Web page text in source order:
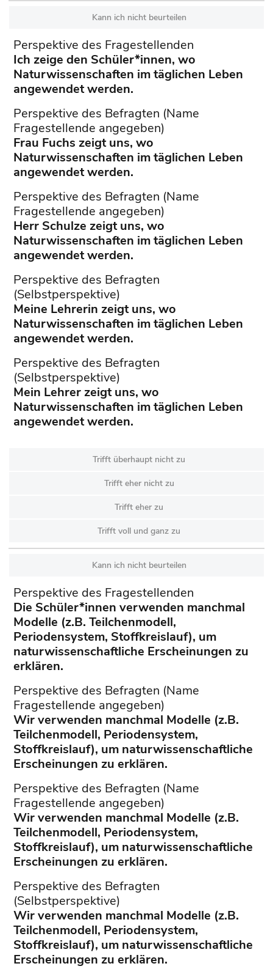
Kann ich nicht beurteilen
Perspektive des Fragestellenden
Ich zeige den Schüler*innen, wo
Naturwissenschaften im täglichen Leben
angewendet werden.
Perspektive des Befragten (Name
Fragestellende angegeben)
Frau Fuchs zeigt uns, wo
Naturwissenschaften im täglichen Leben
angewendet werden.
Perspektive des Befragten (Name
Fragestellende angegeben)
Herr Schulze zeigt uns, wo
Naturwissenschaften im täglichen Leben
angewendet werden.
Perspektive des Befragten
(Selbstperspektive)
Meine Lehrerin zeigt uns, wo
Naturwissenschaften im täglichen Leben
angewendet werden.
Perspektive des Befragten
(Selbstperspektive)
Mein Lehrer zeigt uns, wo
Naturwissenschaften im täglichen Leben
angewendet werden.
Trifft überhaupt nicht zu
Trifft eher nicht zu
Trifft eher zu
Trifft voll und ganz zu
Kann ich nicht beurteilen
Perspektive des Fragestellenden
Die Schüler*innen verwenden manchmal
Modelle (z.B. Teilchenmodell,
Periodensystem, Stoffkreislauf), um
naturwissenschaftliche Erscheinungen zu
erklären.
Perspektive des Befragten (Name
Fragestellende angegeben)
Wir verwenden manchmal Modelle (z.B.
Teilchenmodell, Periodensystem,
Stoffkreislauf), um naturwissenschaftliche
Erscheinungen zu erklären.
Perspektive des Befragten (Name
Fragestellende angegeben)
Wir verwenden manchmal Modelle (z.B.
Teilchenmodell, Periodensystem,
Stoffkreislauf), um naturwissenschaftliche
Erscheinungen zu erklären.
Perspektive des Befragten
(Selbstperspektive)
Wir verwenden manchmal Modelle (z.B.
Teilchenmodell, Periodensystem,
Stoffkreislauf), um naturwissenschaftliche
Erscheinungen zu erklären.